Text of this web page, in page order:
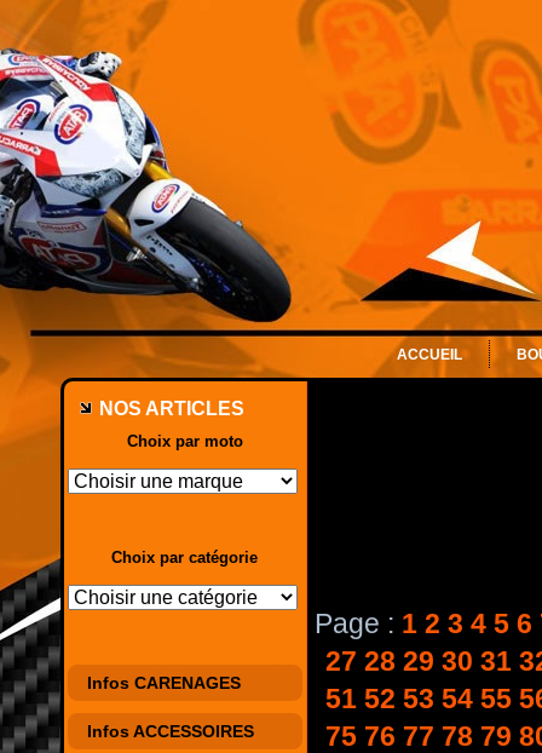
ACCUEIL
NOS ARTICLES
Choix par moto
Choix par catégorie
Infos CARENAGES
Infos ACCESSOIRES
Page : 1 2 3 4 5 6
27 28 29 30 31
51 52 53 54 55
75 76 77 78 79